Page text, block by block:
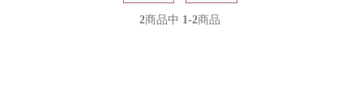
2商品中 1-2商品